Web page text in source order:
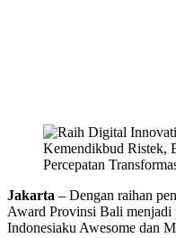
Jakarta – Dengan raihan
Award Provinsi Bali menjadi
Indonesiaku Awesome dan